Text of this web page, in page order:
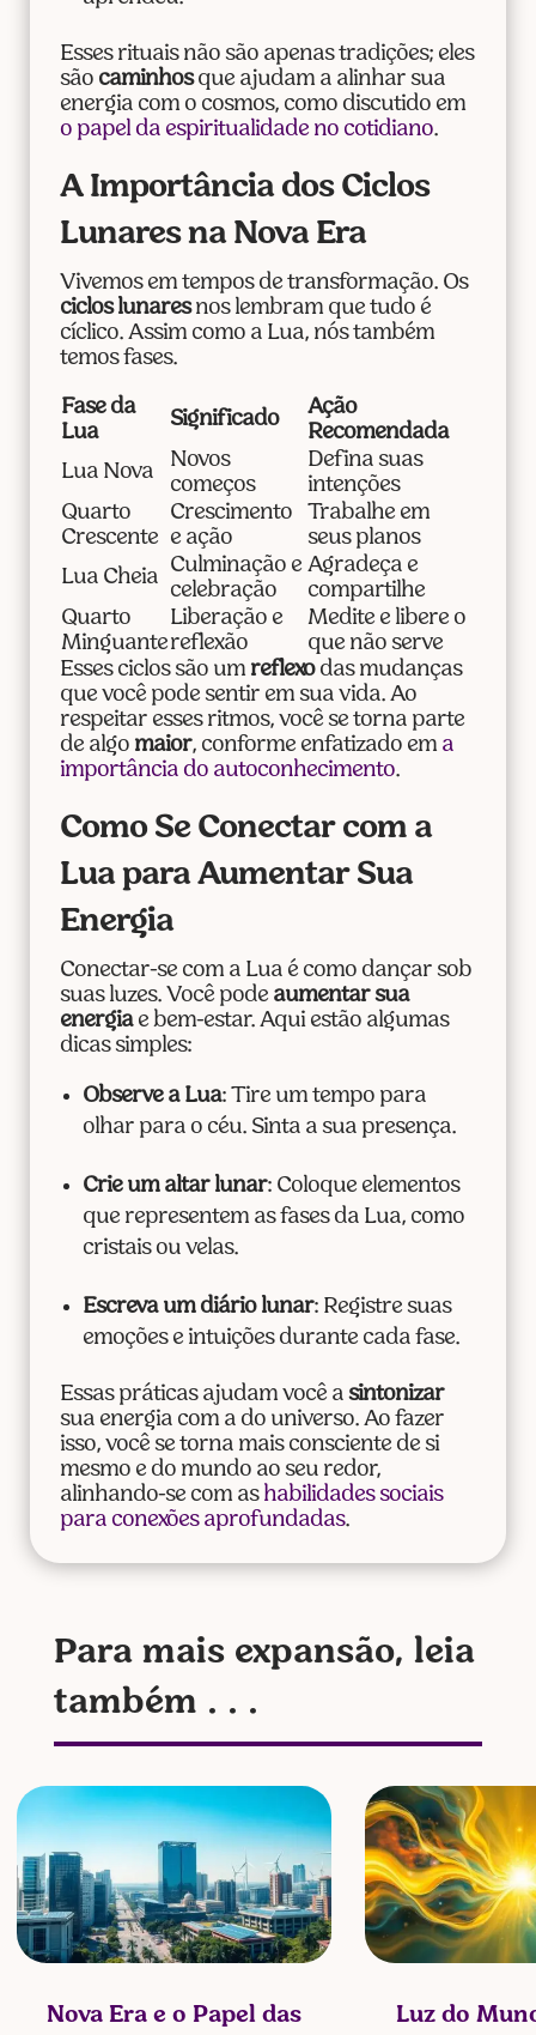
Esses rituais não são apenas tradições; eles
são caminhosque ajudam a alinhar sua
energia com o cosmos, como discutido em
o papel da espiritualidade no cotidiano.
A Importância dos Ciclos
Lunares na Nova Era
Vivemos em tempos de transformação. Os
ciclos lunaresnos lembram que tudo é
cíclico. Assim como a Lua, nós também
temos fases.
Fase da
Lua
Significado
Ação
Recomendada
Lua Nova
Novos
começos
Defina suas
intenções
Quarto
Crescente
Crescimento
e ação
Trabalhe em
seus planos
Lua Cheia
Culminação e
celebração
Agradeça e
compartilhe
Quarto
Minguante
Liberação e
reflexão
Medite e libere o
que não serve
Esses ciclos são um reflexodas mudanças
que você pode sentir em sua vida. Ao
respeitar esses ritmos, você se torna parte
de algo maior, conforme enfatizado em a
importância do autoconhecimento.
Como Se Conectar com a
Lua para Aumentar Sua
Energia
Conectar-se com a Lua é como dançar sob
suas luzes. Você pode aumentar sua
energiae bem-estar. Aqui estão algumas
dicas simples:
Observe a Lua: Tire um tempo para
olhar para o céu. Sinta a sua presença.
Crie um altar lunar: Coloque elementos
que representem as fases da Lua, como
cristais ou velas.
Escreva um diário lunar: Registre suas
emoções e intuições durante cada fase.
Essas práticas ajudam você a sintonizar
sua energia com a do universo. Ao fazer
isso, você se torna mais consciente de si
mesmo e do mundo ao seu redor,
alinhando-se com as habilidades sociais
para conexões aprofundadas.
Para mais expansão, leia
também . . .
Nova Era e o Papel das
Luz do